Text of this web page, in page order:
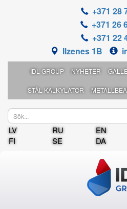
+371 28
+371 26
+371 22
Ilzenes 1B
IDL GROUP NYHETER
STÅL KALKYLATOR
LV RU EN
FI
SE DA